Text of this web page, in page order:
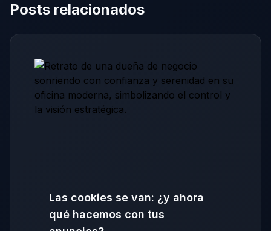
Posts relacionados
Las cookies se van: ¿y ahora
qué hacemos con tus